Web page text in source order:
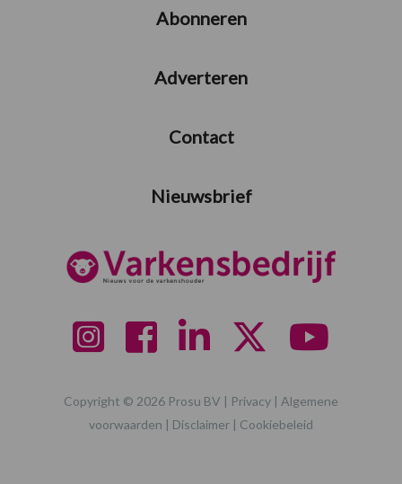
Abonneren
Adverteren
Contact
Nieuwsbrief
Copyright © 2026 Prosu BV | Privacy | Algemene
voorwaarden | Disclaimer | Cookiebeleid